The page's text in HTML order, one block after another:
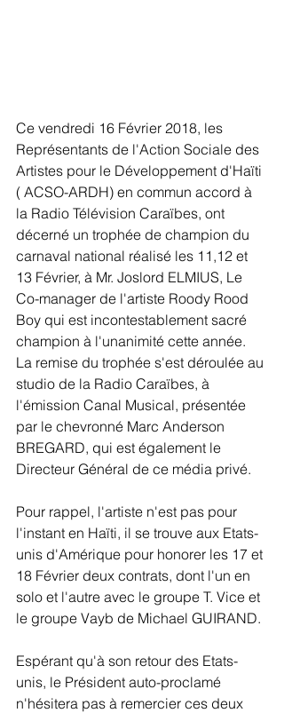
Ce vendredi 16 Février 2018, les
Représentants de l'Action Sociale des
Artistes pour le Développement d'Haïti
( ACSO-ARDH) en commun accord à
la Radio Télévision Caraïbes, ont
décerné un trophée de champion du
carnaval national réalisé les 11,12 et
13 Février, à Mr. Joslord ELMIUS, Le
Co-manager de l'artiste Roody Rood
Boy qui est incontestablement sacré
champion à l'unanimité cette année.
La remise du trophée s'est déroulée au
studio de la Radio Caraïbes, à
l'émission Canal Musical, présentée
par le chevronné Marc Anderson
BREGARD, qui est également le
Directeur Général de ce média privé.
Pour rappel, l'artiste n'est pas pour
l'instant en Haïti, il se trouve aux Etats-
unis d'Amérique pour honorer les 17 et
18 Février deux contrats, dont l'un en
solo et l'autre avec le groupe T. Vice et
le groupe Vayb de Michael GUIRAND.
Espérant qu'à son retour des Etats-
unis, le Président auto-proclamé
n'hésitera pas à remercier ces deux